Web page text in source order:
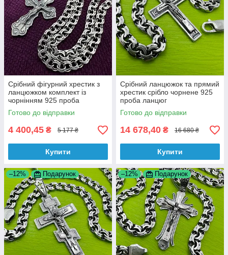
Срібний фігурний хрестик з
ланцюжком комплект із
чорнінням 925 проба
Готово до відправки
4 400,45 ₴ 5 177 ₴
Купити
Срібний ланцюжок та прямий
хрестик срібло чорнене 925
проба ланцюг
Готово до відправки
14 678,40 ₴ 16 680 ₴
Купити
–12% Подарунок –12% Подарунок